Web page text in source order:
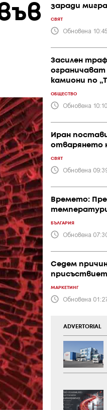
заради
СВЯТ
Обновена
Засилен
камиони по
ОБЩЕСТВО
Обновена
Иран
отварянето
СВЯТ
Обновена
Времето:
БЪЛГАРИЯ
Обновена
Седем
МАРКЕТИНГ
Обновена
ADVERTORIAL